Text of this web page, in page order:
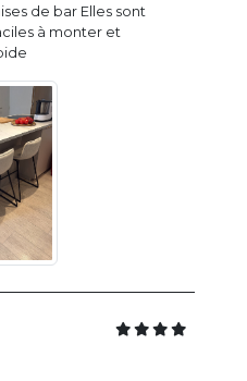
de bar Elles sont
à monter et